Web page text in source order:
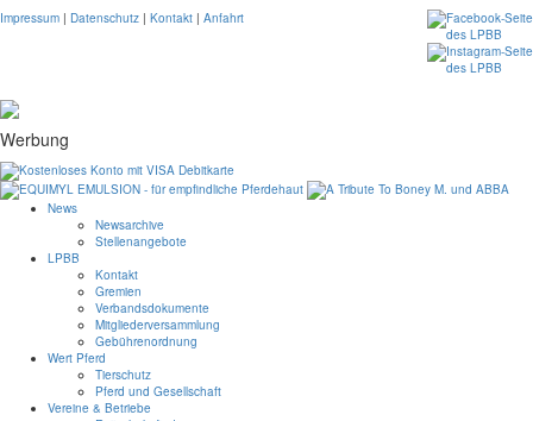
Impressum | Datenschutz | Kontakt | Anfahrt
Werbung
News
Newsarchive
Stellenangebote
LPBB
Kontakt
Gremien
Verbandsdokumente
Mitgliederversammlung
Gebührenordnung
Wert Pferd
Tierschutz
Pferd und Gesellschaft
Vereine & Betriebe